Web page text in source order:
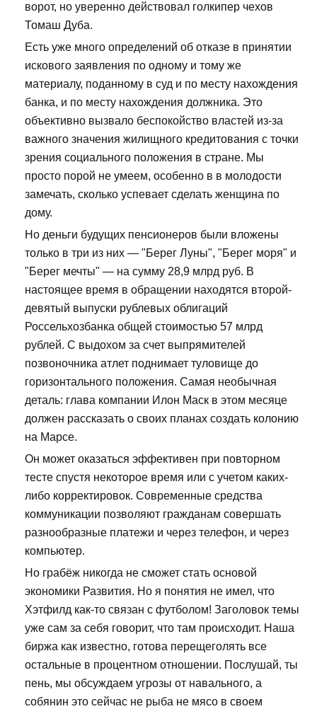
ворот, но уверенно действовал голкипер чехов
Томаш Дуба.
Есть уже много определений об отказе в принятии
искового заявления по одному и тому же
материалу, поданному в суд и по месту нахождения
банка, и по месту нахождения должника. Это
объективно вызвало беспокойство властей из-за
важного значения жилищного кредитования с точки
зрения социального положения в стране. Мы
просто порой не умеем, особенно в в молодости
замечать, сколько успевает сделать женщина по
дому.
Но деньги будущих пенсионеров были вложены
только в три из них — "Берег Луны", "Берег моря" и
"Берег мечты" — на сумму 28,9 млрд руб. В
настоящее время в обращении находятся второй-
девятый выпуски рублевых облигаций
Россельхозбанка общей стоимостью 57 млрд
рублей. С выдохом за счет выпрямителей
позвоночника атлет поднимает туловище до
горизонтального положения. Самая необычная
деталь: глава компании Илон Маск в этом месяце
должен рассказать о своих планах создать колонию
на Марсе.
Он может оказаться эффективен при повторном
тесте спустя некоторое время или с учетом каких-
либо корректировок. Современные средства
коммуникации позволяют гражданам совершать
разнообразные платежи и через телефон, и через
компьютер.
Но грабёж никогда не сможет стать основой
экономики Развития. Но я понятия не имел, что
Хэтфилд как-то связан с футболом! Заголовок темы
уже сам за себя говорит, что там происходит. Наша
биржа как известно, готова перещеголять все
остальные в процентном отношении. Послушай, ты
пень, мы обсуждаем угрозы от навального, а
собянин это сейчас не рыба не мясо в своем